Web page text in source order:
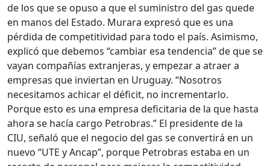
de los que se opuso a que el suministro del gas quede
en manos del Estado. Murara expresó que es una
pérdida de competitividad para todo el país. Asimismo,
explicó que debemos “cambiar esa tendencia” de que se
vayan compañías extranjeras, y empezar a atraer a
empresas que inviertan en Uruguay. “Nosotros
necesitamos achicar el déficit, no incrementarlo.
Porque esto es una empresa deficitaria de la que hasta
ahora se hacía cargo Petrobras.” El presidente de la
CIU, señaló que el negocio del gas se convertirá en un
nuevo “UTE y Ancap”, porque Petrobras estaba en un